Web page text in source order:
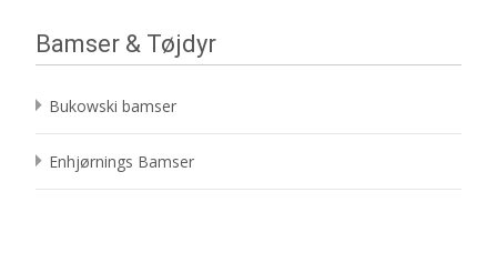
Bamser & Tøjdyr
Bukowski bamser
Enhjørnings Bamser